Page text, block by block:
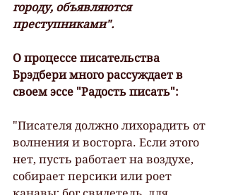
городу, объявляются
преступниками".
О процессе писательства
Брэдбери много рассуждает в
своем эссе "Радость писать":
"Писателя должно лихорадить от
волнения и восторга. Если этого
нет, пусть работает на воздухе,
собирает персики или роет